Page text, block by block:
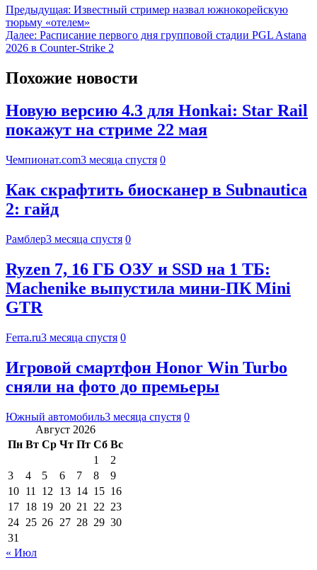
Предыдущая: Известный стример назвал южнокорейскую
тюрьму «отелем»
Далее: Расписание первого дня групповой стадии PGL Astana
2026 в Counter-Strike 2
Похожие новости
Новую версию 4.3 для Honkai: Star Rail
покажут на стриме 22 мая
Чемпионат.com3 месяца спустя 0
Как скрафтить биосканер в Subnautica
2: гайд
Рамблер3 месяца спустя 0
Ryzen 7, 16 ГБ ОЗУ и SSD на 1 ТБ:
Machenike выпустила мини-ПК Mini
GTR
Ferra.ru3 месяца спустя 0
Игровой смартфон Honor Win Turbo
сняли на фото до премьеры
Южный автомобиль3 месяца спустя 0
Август 2026
Пн Вт Ср Чт Пт Сб Вс
1
2
3
4 5 6 7 8
9
10 11 12 13 14 15 16
17 18 19 20 21 22 23
24 25 26 27 28 29 30
31
« Июл